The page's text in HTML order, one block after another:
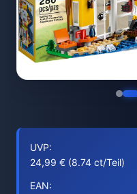
UVP:
24,99 € (8.74 ct/Teil)
EAN: